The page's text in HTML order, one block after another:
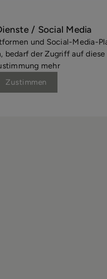
/ Social Media
und Social-Media-
der Zugriff auf
mehr
Zustimmen